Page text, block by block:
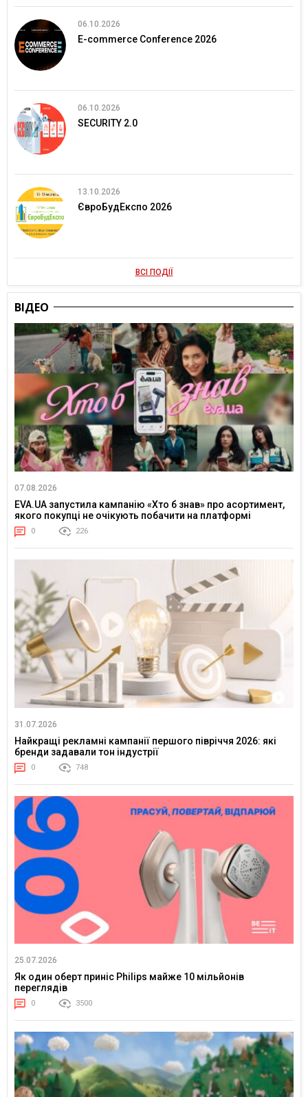
06.10.2026
E-commerce Conference 2026
06.10.2026
SECURITY 2.0
13.10.2026
ЄвроБудЕкспо 2026
ВСІ ПОДІЇ
ВІДЕО
07.08.2026
EVA.UA запустила кампанію «Хто б знав» про асортимент,
якого покупці не очікують побачити на платформі
0 226
31.07.2026
Найкращі рекламні кампанії першого півріччя 2026: які
бренди задавали тон індустрії
0 748
25.07.2026
Як один оберт приніс Philips майже 10 мільйонів
переглядів
0 3500